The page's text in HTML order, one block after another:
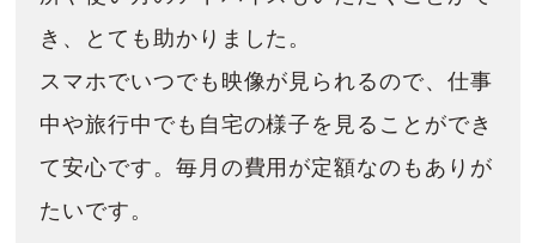
き、とても助かりました。
スマホでいつでも映像が見られるので、仕事
中や旅行中でも自宅の様子を見ることができ
て安心です。毎月の費用が定額なのもありが
たいです。